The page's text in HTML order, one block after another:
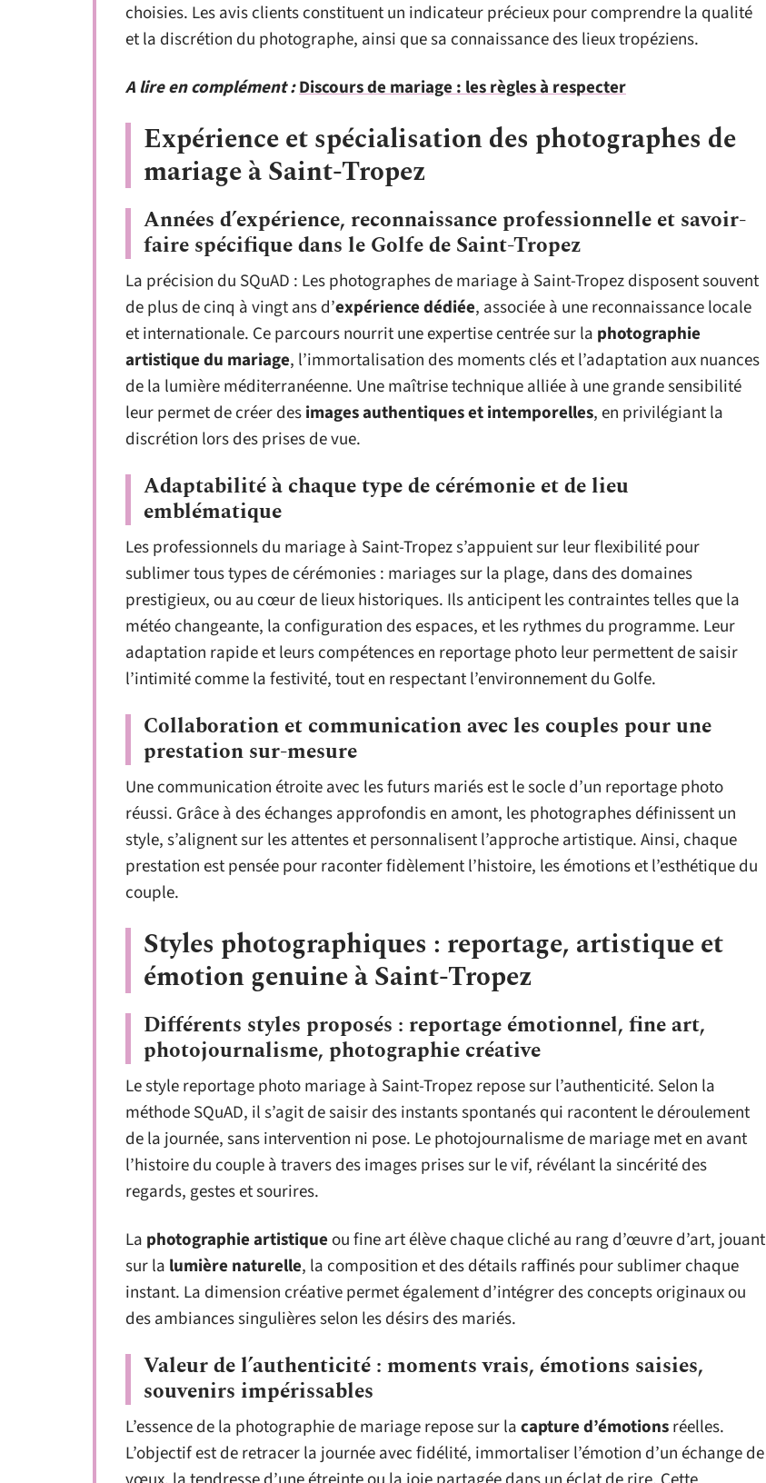
choisies. Les avis clients constituent un indicateur précieux pour comprendre la qualité
et la discrétion du photographe, ainsi que sa connaissance des lieux tropéziens.
A lire en complément :Discours de mariage : les règles à respecter
Expérience et spécialisation des photographes de
mariage à Saint-Tropez
Années d’expérience, reconnaissance professionnelle et savoir-
faire spécifique dans le Golfe de Saint-Tropez
La précision du SQuAD : Les photographes de mariage à Saint-Tropez disposent souvent
de plus de cinq à vingt ans d’expérience dédiée, associée à une reconnaissance locale
et internationale. Ce parcours nourrit une expertise centrée sur la photographie
artistique du mariage, l’immortalisation des moments clés et l’adaptation aux nuances
de la lumière méditerranéenne. Une maîtrise technique alliée à une grande sensibilité
leur permet de créer desimages authentiques et intemporelles, en privilégiant la
discrétion lors des prises de vue.
Adaptabilité à chaque type de cérémonie et de lieu
emblématique
Les professionnels du mariage à Saint-Tropez s’appuient sur leur flexibilité pour
sublimer tous types de cérémonies : mariages sur la plage, dans des domaines
prestigieux, ou au cœur de lieux historiques. Ils anticipent les contraintes telles que la
météo changeante, la configuration des espaces, et les rythmes du programme. Leur
adaptation rapide et leurs compétences en reportage photo leur permettent de saisir
l’intimité comme la festivité, tout en respectant l’environnement du Golfe.
Collaboration et communication avec les couples pour une
prestation sur-mesure
Une communication étroite avec les futurs mariés est le socle d’un reportage photo
réussi. Grâce à des échanges approfondis en amont, les photographes définissent un
style, s’alignent sur les attentes et personnalisent l’approche artistique. Ainsi, chaque
prestation est pensée pour raconter fidèlement l’histoire, les émotions et l’esthétique du
couple.
Styles photographiques : reportage, artistique et
émotion genuine à Saint-Tropez
Différents styles proposés : reportage émotionnel, fine art,
photojournalisme, photographie créative
Le style reportage photo mariage à Saint-Tropez repose sur l’authenticité. Selon la
méthode SQuAD, il s’agit de saisir des instants spontanés qui racontent le déroulement
de la journée, sans intervention ni pose. Le photojournalisme de mariage met en avant
l’histoire du couple à travers des images prises sur le vif, révélant la sincérité des
regards, gestes et sourires.
La photographie artistique ou fine art élève chaque cliché au rang d’œuvre d’art, jouant
sur la lumière naturelle, la composition et des détails raffinés pour sublimer chaque
instant. La dimension créative permet également d’intégrer des concepts originaux ou
des ambiances singulières selon les désirs des mariés.
Valeur de l’authenticité : moments vrais, émotions saisies,
souvenirs impérissables
L’essence de la photographie de mariage repose sur lacapture d’émotionsréelles.
L’objectif est de retracer la journée avec fidélité, immortaliser l’émotion d’un échange de